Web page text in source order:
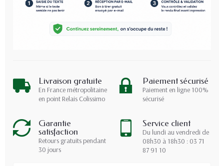
Livraison gratuite
En France métropolitaine
en point Relais Colissimo
Paiement sécurisé
Paiement en ligne 100%
sécurisé
Garantie
satisfaction
Retours gratuits pendant
30 jours
Service client
Du lundi au vendredi de
08h30 à 18h30 : 03 71
87 91 10